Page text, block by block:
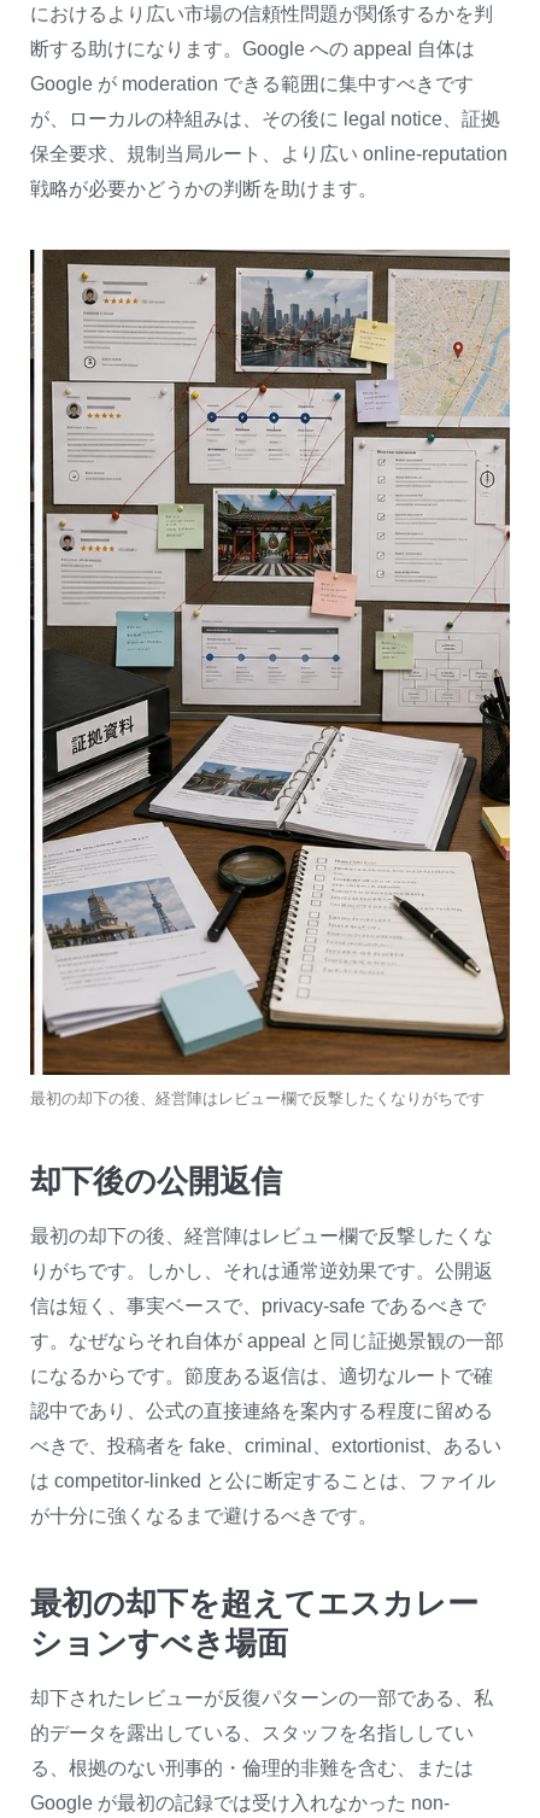
におけるより広い市場の信頼性問題が関係するかを判
断する助けになります。Google への appeal 自体は
Google が moderation できる範囲に集中すべきです
が、ローカルの枠組みは、その後に legal notice、証拠
保全要求、規制当局ルート、より広い online-reputation
戦略が必要かどうかの判断を助けます。
最初の却下の後、経営陣はレビュー欄で反撃したくなりがちです
却下後の公開返信
最初の却下の後、経営陣はレビュー欄で反撃したくな
りがちです。しかし、それは通常逆効果です。公開返
信は短く、事実ベースで、privacy-safe であるべきで
す。なぜならそれ自体が appeal と同じ証拠景観の一部
になるからです。節度ある返信は、適切なルートで確
認中であり、公式の直接連絡を案内する程度に留める
べきで、投稿者を fake、criminal、extortionist、あるい
は competitor-linked と公に断定することは、ファイル
が十分に強くなるまで避けるべきです。
最初の却下を超えてエスカレー
ションすべき場面
却下されたレビューが反復パターンの一部である、私
的データを露出している、スタッフを名指ししてい
る、根拠のない刑事的・倫理的非難を含む、または
Google が最初の記録では受け入れなかった non-